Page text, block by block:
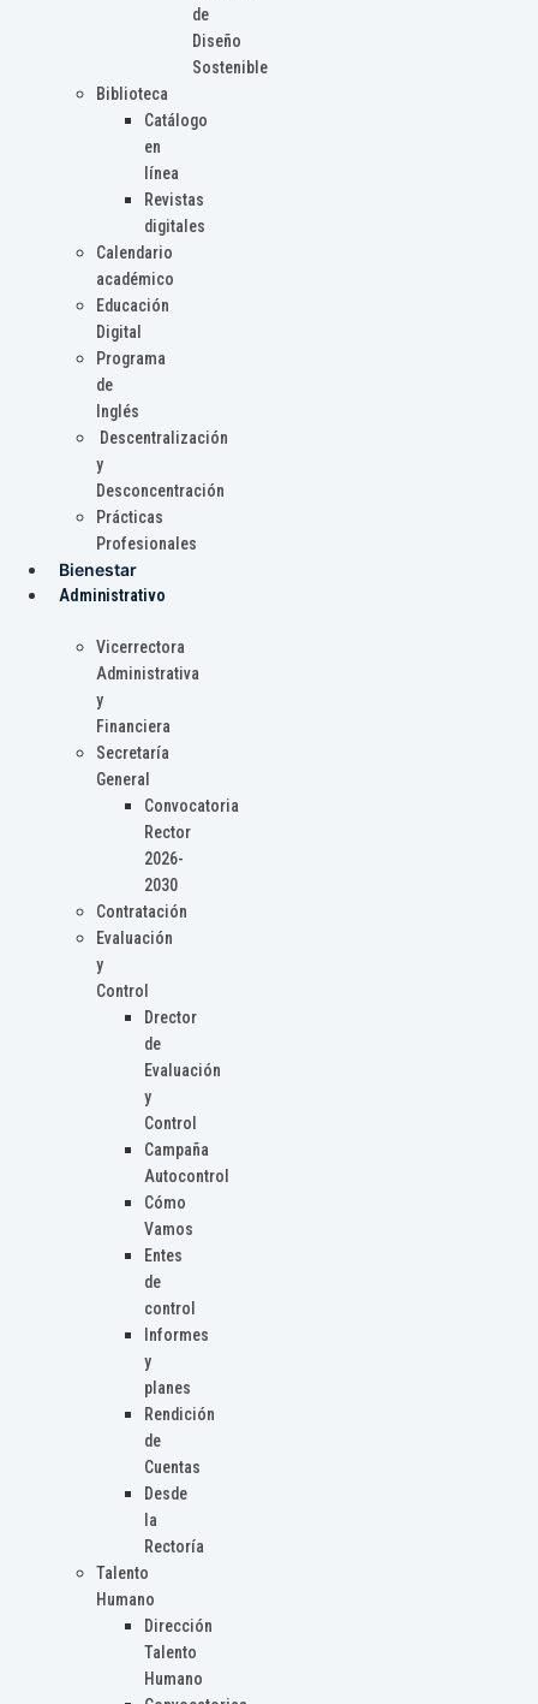
de
Diseño
Sostenible
Biblioteca
Catálogo
en
línea
Revistas
digitales
Calendario
académico
Educación
Digital
Programa
de
Inglés
Descentralización
y
Desconcentración
Prácticas
Profesionales
Bienestar
Administrativo
Vicerrectora
Administrativa
y
Financiera
Secretaría
General
Convocatoria
Rector
2026-
2030
Contratación
Evaluación
y
Control
Drector
de
Evaluación
y
Control
Campaña
Autocontrol
Cómo
Vamos
Entes
de
control
Informes
y
planes
Rendición
de
Cuentas
Desde
la
Rectoría
Talento
Humano
Dirección
Talento
Humano